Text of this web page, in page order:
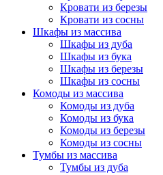
Кровати из березы
Кровати из сосны
Шкафы из массива
Шкафы из дуба
Шкафы из бука
Шкафы из березы
Шкафы из сосны
Комоды из массива
Комоды из дуба
Комоды из бука
Комоды из березы
Комоды из сосны
Тумбы из массива
Тумбы из дуба